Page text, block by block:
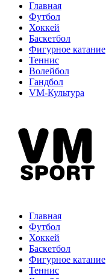
Главная
Футбол
Хоккей
Баскетбол
Фигурное катание
Теннис
Волейбол
Гандбол
VM-Культура
Главная
Футбол
Хоккей
Баскетбол
Фигурное катание
Теннис